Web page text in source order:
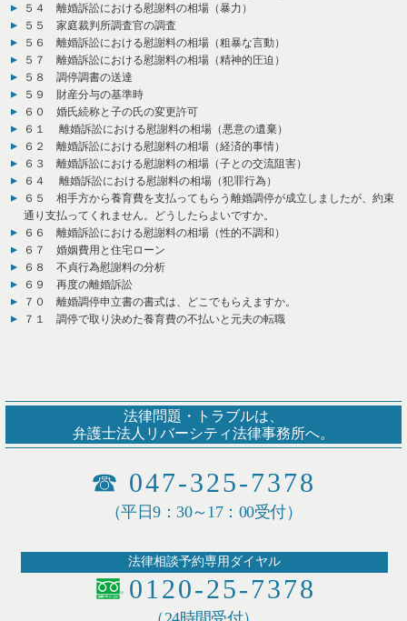
５４ 離婚訴訟における慰謝料の相場（暴力）
５５ 家庭裁判所調査官の調査
５６ 離婚訴訟における慰謝料の相場（粗暴な言動）
５７ 離婚訴訟における慰謝料の相場（精神的圧迫）
５８ 調停調書の送達
５９ 財産分与の基準時
６０ 婚氏続称と子の氏の変更許可
６１ 離婚訴訟における慰謝料の相場（悪意の遺棄）
６２ 離婚訴訟における慰謝料の相場（経済的事情）
６３ 離婚訴訟における慰謝料の相場（子との交流阻害）
６４ 離婚訴訟における慰謝料の相場（犯罪行為）
６５ 相手方から養育費を支払ってもらう離婚調停が成立しましたが、約束
通り支払ってくれません。どうしたらよいですか。
６６ 離婚訴訟における慰謝料の相場（性的不調和）
６７ 婚姻費用と住宅ローン
６８ 不貞行為慰謝料の分析
６９ 再度の離婚訴訟
７０ 離婚調停申立書の書式は、どこでもらえますか。
７１ 調停で取り決めた養育費の不払いと元夫の転職
法律問題・トラブルは、
弁護士法人リバーシティ法律事務所へ。
☎ 047-325-7378
（平日9：30～17：00受付）
法律相談予約専用ダイヤル
0120-25-7378